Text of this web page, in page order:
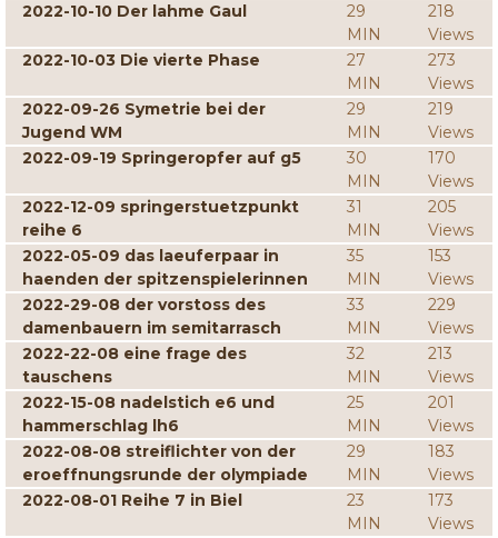
2022-10-10 Der lahme Gaul
29
MIN
218
Views
2022-10-03 Die vierte Phase
27
MIN
273
Views
2022-09-26 Symetrie bei der
Jugend WM
29
MIN
219
Views
2022-09-19 Springeropfer auf g5
30
MIN
170
Views
2022-12-09 springerstuetzpunkt
reihe 6
31
MIN
205
Views
2022-05-09 das laeuferpaar in
haenden der spitzenspielerinnen
35
MIN
153
Views
2022-29-08 der vorstoss des
damenbauern im semitarrasch
33
MIN
229
Views
2022-22-08 eine frage des
tauschens
32
MIN
213
Views
2022-15-08 nadelstich e6 und
hammerschlag lh6
25
MIN
201
Views
2022-08-08 streiflichter von der
eroeffnungsrunde der olympiade
29
MIN
183
Views
2022-08-01 Reihe 7 in Biel
23
MIN
173
Views